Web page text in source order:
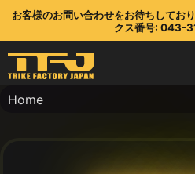
お客様のお問い合わせをお待ちして
クス番号: 043-
Home